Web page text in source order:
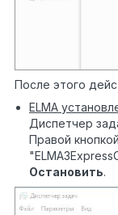
После этого
ELMA
Диспетчер
Правой
Остановить.